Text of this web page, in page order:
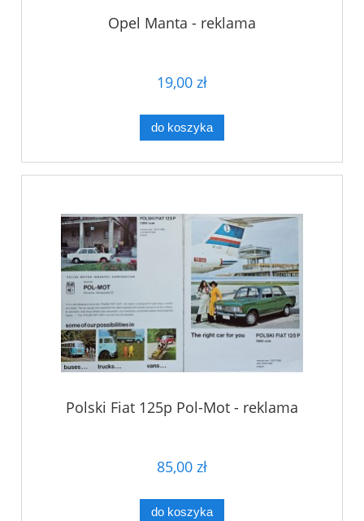
Opel Manta - reklama
19,00 zł
do koszyka
Polski Fiat 125p Pol-Mot - reklama
85,00 zł
do koszyka